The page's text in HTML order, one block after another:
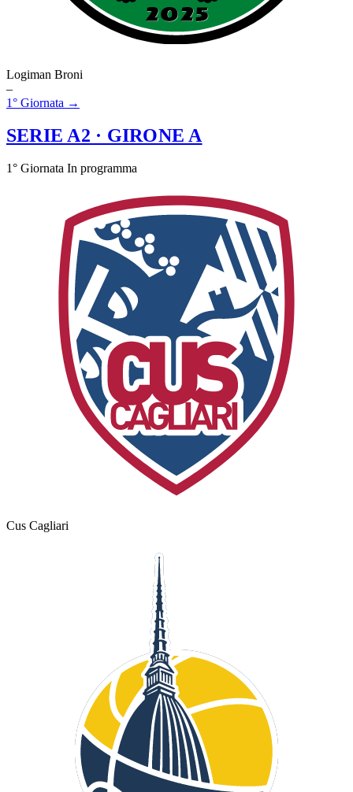
Logiman Broni
–
1° Giornata →
SERIE A2 · GIRONE A
1° Giornata In programma
Cus Cagliari